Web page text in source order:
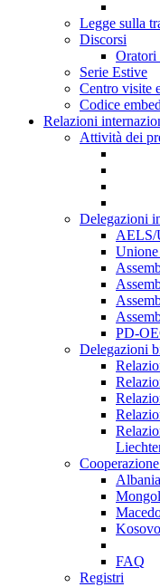
Legge sulla
Discorsi
Oratori
Serie Estive
Centro visite
Codice
Relazioni
Attività dei
Delegazioni
AELS/
Unione
PD-
Delegazioni
Albania
Kosovo
FAQ
Registri